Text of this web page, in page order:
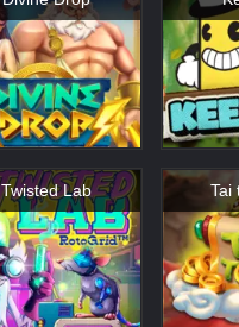
Twisted Lab Tai